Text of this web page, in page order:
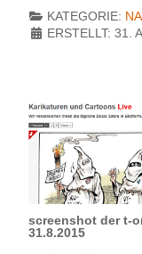
KATEGORIE:
ERSTELLT: 31.
screenshot der t-
31.8.2015